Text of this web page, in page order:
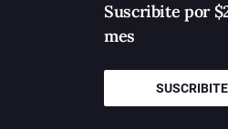
Suscribite por
mes
SUSCRIBITE